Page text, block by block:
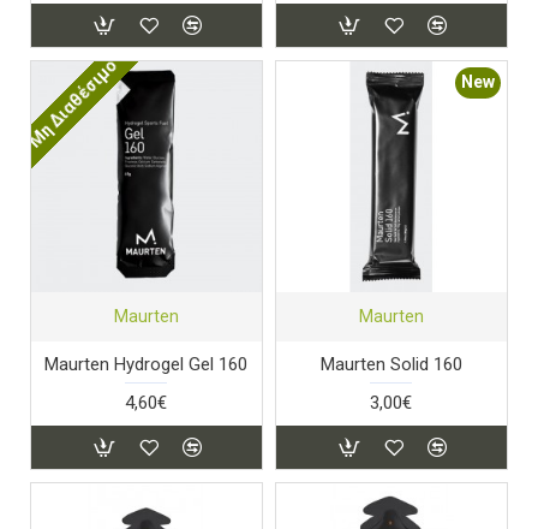
Μη Διαθέσιμο
Maurten
Maurten Hydrogel Gel 160
4,60€
New
Maurten
Maurten Solid 160
3,00€